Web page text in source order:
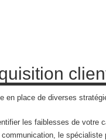
place de diverses
les faiblesses de votre
le